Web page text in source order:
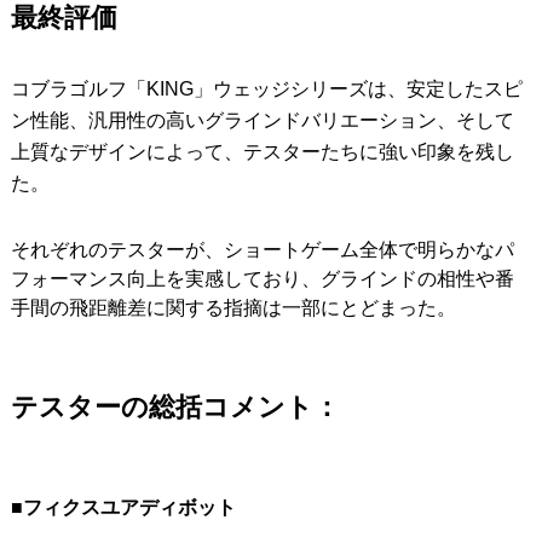
最終評価
コブラゴルフ「KING」ウェッジシリーズは、安定したスピ
ン性能、汎用性の高いグラインドバリエーション、そして
上質なデザインによって、テスターたちに強い印象を残し
た。
それぞれのテスターが、ショートゲーム全体で明らかなパ
フォーマンス向上を実感しており、グラインドの相性や番
手間の飛距離差に関する指摘は一部にとどまった。
テスターの総括コメント：
■フィクスユアディボット